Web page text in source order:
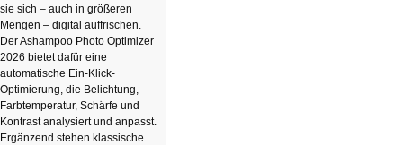
sie sich – auch in größeren
Mengen – digital auffrischen.
Der Ashampoo Photo Optimizer
2026 bietet dafür eine
automatische Ein-Klick-
Optimierung, die Belichtung,
Farbtemperatur, Schärfe und
Kontrast analysiert und anpasst.
Ergänzend stehen klassische